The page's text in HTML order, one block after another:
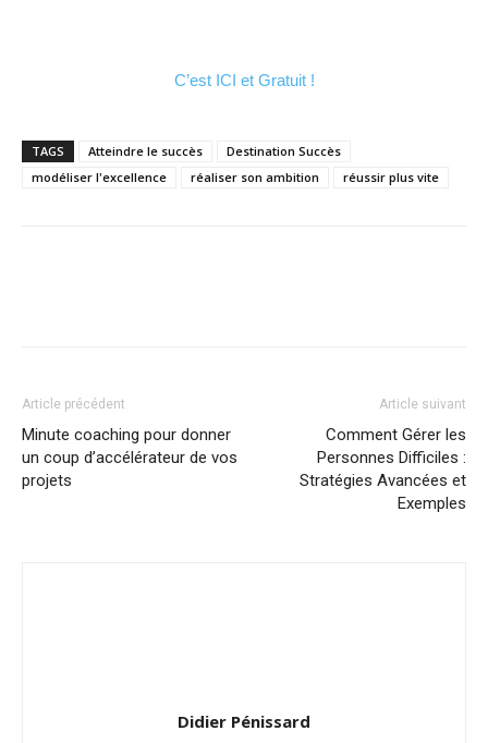
C’est ICI et Gratuit !
TAGS Atteindre le succès
Destination Succès
modéliser l'excellence
réaliser son ambition réussir plus vite
Article précédent
Minute coaching pour donner
un coup d’accélérateur de vos
projets
Article suivant
Comment Gérer les
Personnes Difficiles :
Stratégies Avancées et
Exemples
Didier Pénissard